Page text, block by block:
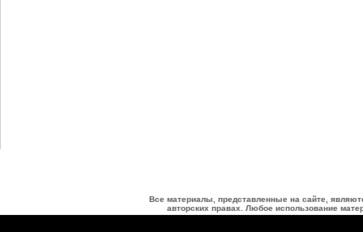
Все материалы, представленные на сайте,
авторских правах. Любое использование